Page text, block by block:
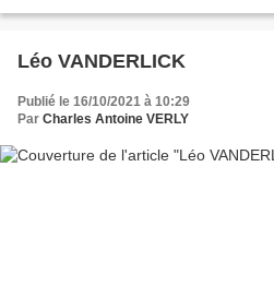
Léo VANDERLICK
Publié le 16/10/2021 à 10:29
Par Charles Antoine VERLY